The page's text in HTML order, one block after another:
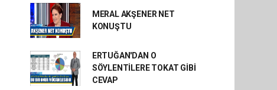
MERAL AKŞENER NET
KONUŞTU
ERTUĞAN'DAN O
SÖYLENTİLERE TOKAT GİBİ
CEVAP